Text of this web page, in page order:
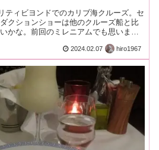
ティビヨンドでのカリブ海クルーズ。セ
クションショーは他のクルーズ船と比
かな。前回のミレニアムでも思いまし
2024.02.07 hiro1967